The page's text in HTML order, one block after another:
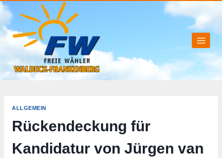
Zum
Inhalt
springen
ALLGEMEIN
Rückendeckung für
Kandidatur von Jürgen van